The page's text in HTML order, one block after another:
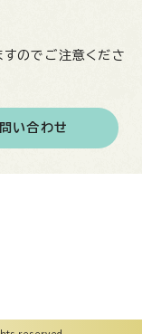
のでご注意くださ
い合わせ